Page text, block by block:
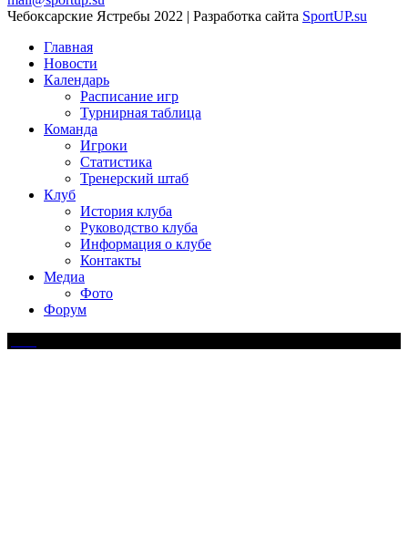
Чебоксарские Ястребы 2022 | Разработка сайта SportUP.su
Главная
Новости
Календарь
Расписание игр
Турнирная таблица
Команда
Игроки
Статистика
Тренерский штаб
Клуб
История клуба
Руководство клуба
Информация о клубе
Контакты
Медиа
Фото
Форум